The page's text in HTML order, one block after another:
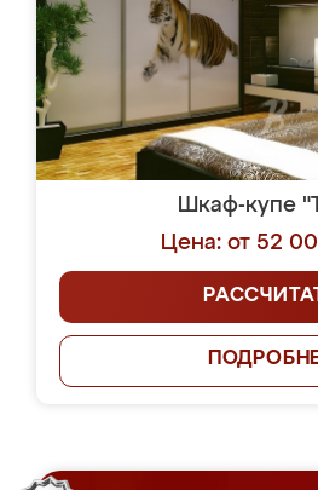
Шкаф-купе
Цена: от 52